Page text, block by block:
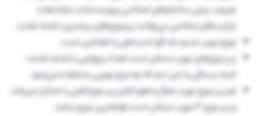
هرچند برخی ساختارهای اصلاحی پیچیده مانند مثلث‌ها یا
ترکیب‌های اصلاحی می‌توانند زیرموج‌های بیشتری داشته باشند.
موج مورب شبیه یک گوه انبساطی یا انقباضی است.
زیر موج‌های مورب ممکن است تعداد پنج‌تایی نداشته باشند؛
البته بستگی به این دارد که چه نوع موربی مشاهده می‌شود.
هر زیر موج مورب هرگز به‌طور کامل زیر موج قبلی را اصلاح نمی‌کند
و زیر موج 3 مورب ممکن است کوتاه‌ترین موج نباشد.